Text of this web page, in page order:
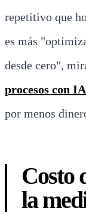
repetitivo que
es más
desde cero",
procesos con IA
por menos
Costo
la